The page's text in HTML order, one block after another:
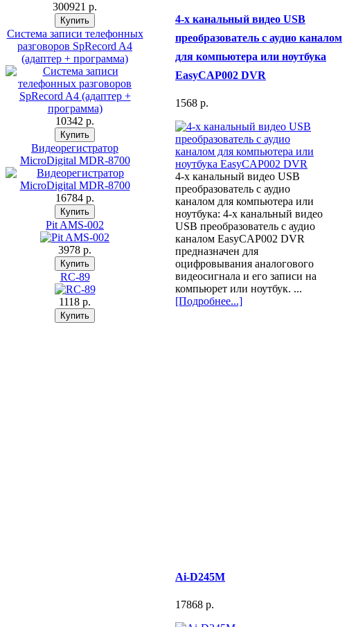
300921 p.
Система записи телефонных
разговоров SpRecord A4
(адаптер + программа)
10342 p.
Видеорегистратор
MicroDigital MDR-8700
16784 p.
Pit AMS-002
3978 p.
RC-89
1118 p.
4-х канальный видео USB
преобразователь с аудио каналом
для компьютера или ноутбука
EasyCAP002 DVR
1568 p.
4-х канальный видео USB
преобразователь с аудио
каналом для компьютера или
ноутбука: 4-х канальный видео
USB преобразователь с аудио
каналом EasyCAP002 DVR
предназначен для
оцифровывания аналогового
видеосигнала и его записи на
компьюрет или ноутбук. ...
[Подробнее...]
Ai-D245M
17868 p.